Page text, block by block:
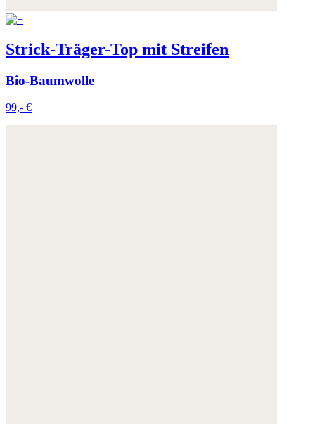
Strick-Träger-Top mit Streifen
Bio-Baumwolle
99,- €